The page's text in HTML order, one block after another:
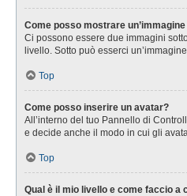
Come posso mostrare
Ci possono essere due immagini
livello. Sotto può esserci
Top
Come posso inserire un avatar?
All’interno del tuo Pannello di
e decide anche il modo in cui gli
Top
Qual è il mio livello e come faccio a